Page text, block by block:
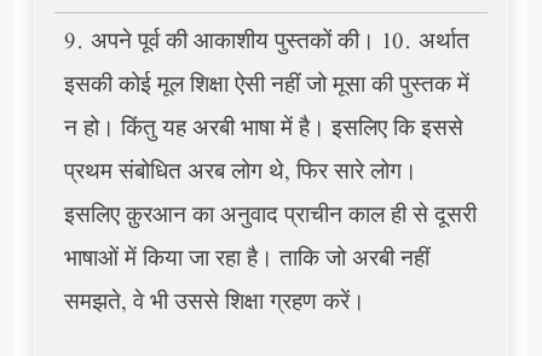
9. अपने पूर्व की आकाशीय पुस्तकों की। 10. अर्थात
इसकी कोई मूल शिक्षा ऐसी नहीं जो मूसा की पुस्तक में
न हो। किंतु यह अरबी भाषा में है। इसलिए कि इससे
प्रथम संबोधित अरब लोग थे, फिर सारे लोग।
इसलिए क़ुरआन का अनुवाद प्राचीन काल ही से दूसरी
भाषाओं में किया जा रहा है। ताकि जो अरबी नहीं
समझते, वे भी उससे शिक्षा ग्रहण करें।